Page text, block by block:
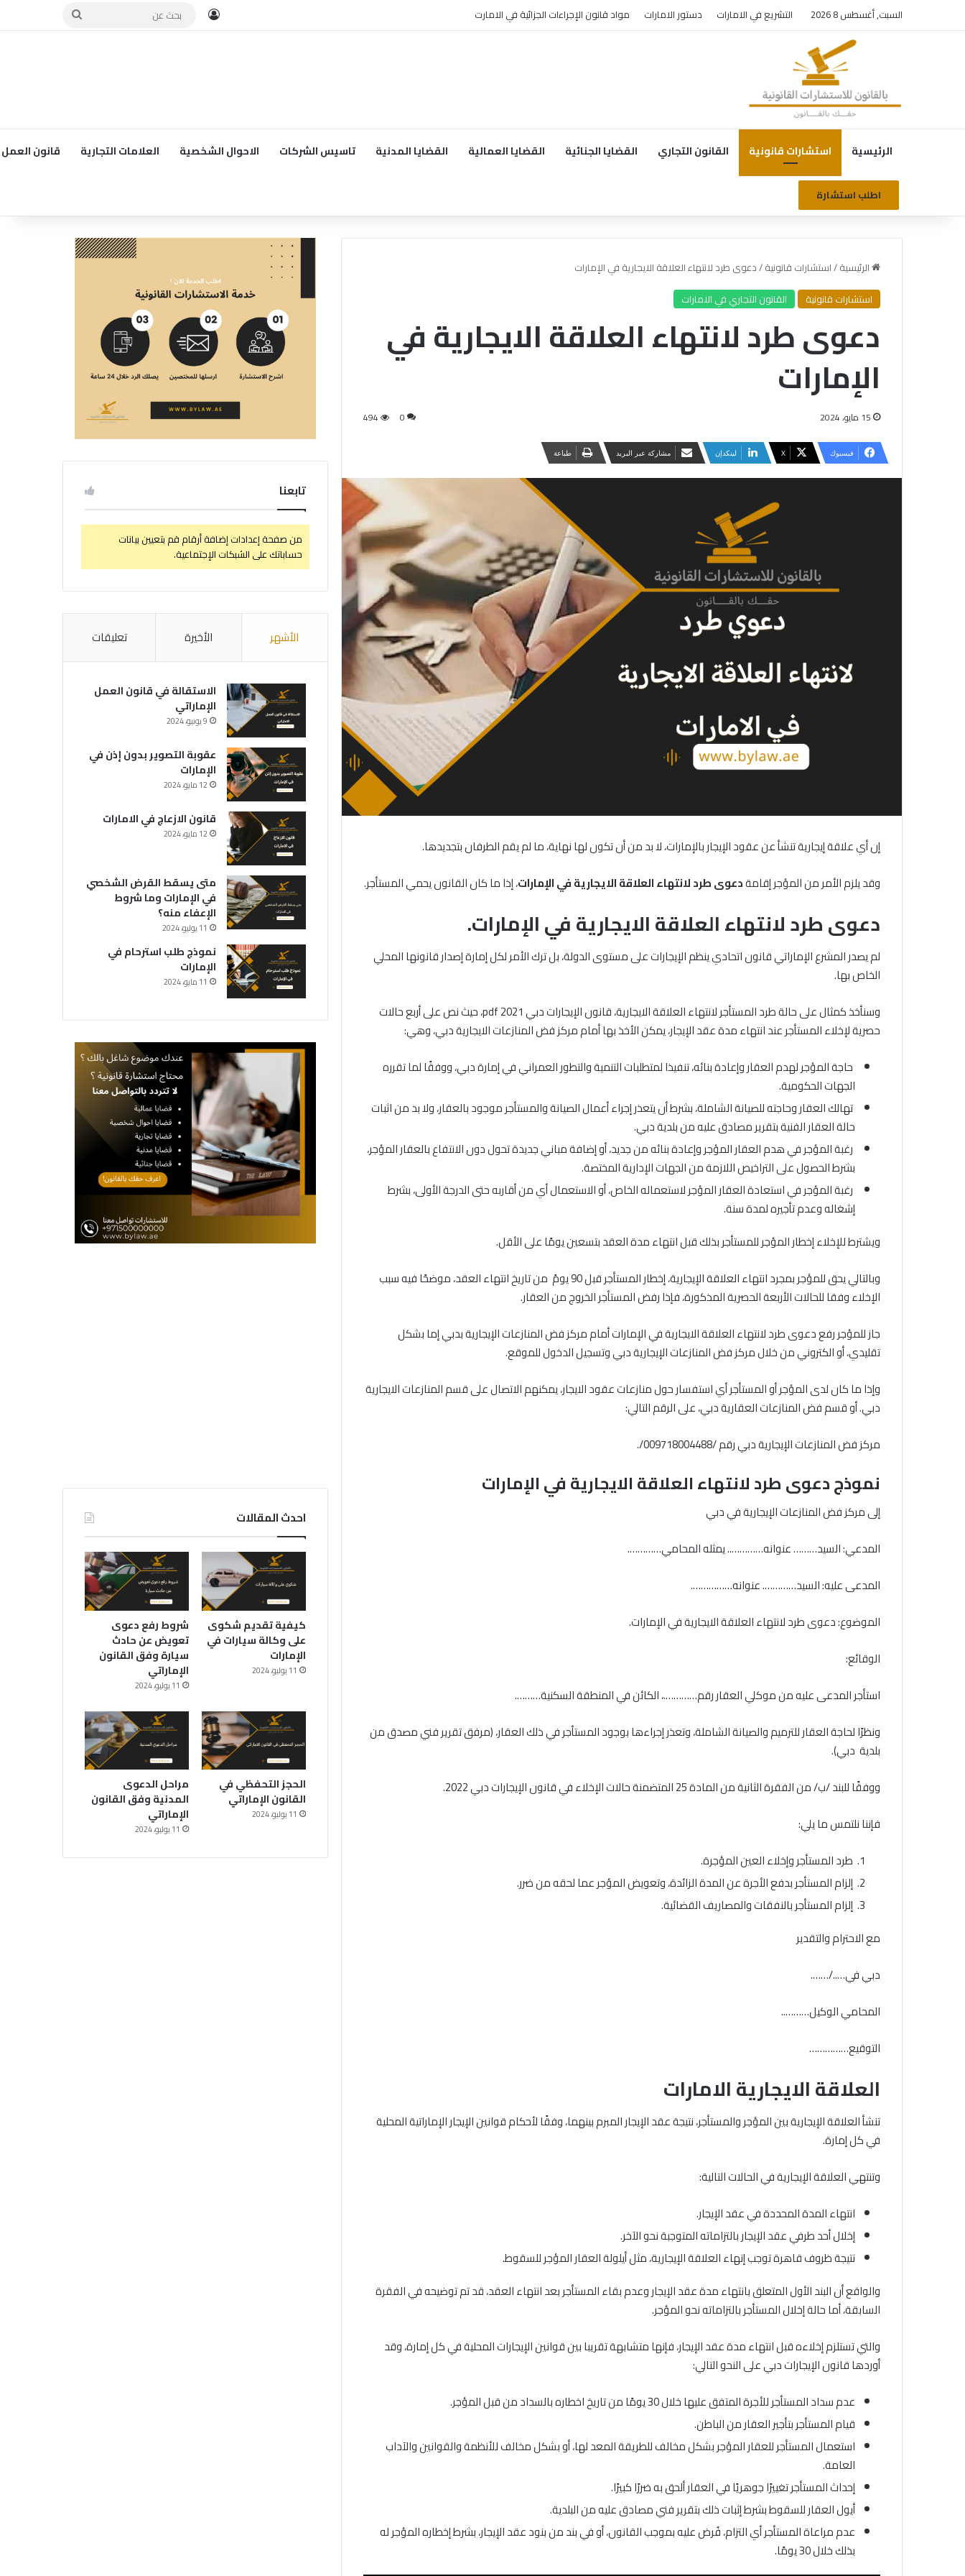
السبت, أغسطس 8 2026 التشريع في الامارات دستور الامارات مواد قانون الإجراءات الجزائية في الامارت تسجيل الدخول
بحث
الرئيسية استشارات قانونية القانون التجاري القضايا الجنائية القضايا العمالية القضايا المدنية تاسيس الشركات الاحوال الشخصية العلامات التجارية قانون العمل
اطلب استشارة
الرئيسية/استشارات قانونية/دعوى طرد لانتهاء العلاقة الايجارية في الإمارات
استشارات قانونية
القانون التجاري في الامارات
دعوى طرد لانتهاء العلاقة الايجارية في
الإمارات
15 مايو، 2024 0
494
فيسبوك ‫X لينكدإن مشاركة عبر البريد طباعة
إن أي علاقة إيجارية تنشأ عن عقود الإيجار بالإمارات، لا بد من أن تكون لها نهاية، ما لم يقم الطرفان بتجديدها.
وقد يلزم الأمر من المؤجر إقامةدعوىطردلانتهاءالعلاقةالايجاريةفيالإمارات، إذا ما كان القانون يحمي المستأجر.
دعوى طرد لانتهاء العلاقة الايجارية في الإمارات.
لم يصدر المشرع الإماراتي قانون اتحادي ينظم الإيجارات على مستوى الدولة، بل ترك الأمر لكل إمارة إصدار قانونها المحلي
الخاص بها.
وسنأخذ كمثال على حالة طرد المستأجر لانتهاء العلاقة الايجارية، قانون الإيجارات دبي 2021 pdf، حيث نص على أربع حالات
حصرية لإخلاء المستأجر عند انتهاء مدة عقد الإيجار، يمكن الأخذ بها أمام مركز فض المنازعات الايجارية دبي، وهي:
حاجة المؤجر لهدم العقار وإعادة بنائه، تنفيذا لمتطلبات التنمية والتطور العمراني في إمارة دبي، ووفقًا لما تقرره
الجهات الحكومية.
تهالك العقار وحاجته للصيانة الشاملة، بشرط أن يتعذر إجراء أعمال الصيانة والمستأجر موجود بالعقار، ولا بد من اثبات
حالة العقار الفنية بتقرير مصادق عليه من بلدية دبي.
رغبة المؤجر في هدم العقار المؤجر وإعادة بنائه من جديد، أو إضافة مباني جديدة تحول دون الانتفاع بالعقار المؤجر،
بشرط الحصول على التراخيص اللازمة من الجهات الإدارية المختصة.
رغبة المؤجر في استعادة العقار المؤجر لاستعماله الخاص، أو الاستعمال أي من أقاربه حتى الدرجة الأولى، بشرط
إشغاله وعدم تأجيره لمدة سنة.
ويشترط للإخلاء إخطار المؤجر للمستأجر بذلك قبل انتهاء مدة العقد بتسعين يومًا على الأقل.
وبالتالي يحق للمؤجر بمجرد انتهاء العلاقة الإيجارية، إخطار المستأجر قبل 90 يومً من تاريخ انتهاء العقد، موضحًا فيه سبب
الإخلاء وفقا للحالات الأربعة الحصرية المذكورة، فإذا رفض المستأجر الخروج من العقار.
جاز للمؤجر رفع دعوى طرد لانتهاء العلاقة الايجارية في الإمارات أمام مركز فض المنازعات الإيجارية بدبي إما بشكل
تقليدي، أو الكتروني من خلال مركز فض المنازعات الإيجارية دبي وتسجيل الدخول للموقع.
وإذا ما كان لدى المؤجر أو المستأجر أي استفسار حول منازعات عقود الايجار، يمكنهم الاتصال على قسم المنازعات الايجارية
دبي. أو قسم فض المنازعات العقارية دبي، على الرقم التالي:
مركز فض المنازعات الإيجارية دبي رقم /009718004488/.
نموذج دعوى طرد لانتهاء العلاقة الايجارية في الإمارات
إلى مركز فض المنازعات الإيجارية في دبي
المدعي: السيد……… عنوانه………….. يمثله المحامي………….
المدعى عليه: السيد…………. عنوانه…………….
الموضوع: دعوى طرد لانتهاء العلاقة الايجارية في الإمارات.
الوقائع:
استأجر المدعى عليه من موكلي العقار رقم………….، الكائن في المنطقة السكنية……….
ونظرًا لحاجة العقار للترميم والصيانة الشاملة، وتعذر إجراءها بوجود المستأجر في ذلك العقار، (مرفق تقرير فني مصدق من
بلدية دبي).
ووفقًا للبند /ب/ من الفقرة الثانية من المادة 25 المتضمنة حالات الإخلاء في قانون الإيجارات دبي 2022.
فإننا نلتمس ما يلي:
طرد المستأجر وإخلاء العين المؤجرة.
إلزام المستأجر بدفع الأجرة عن المدة الزائدة، وتعويض المؤجر عما لحقه من ضرر.
إلزام المستأجر بالنفقات والمصاريف القضائية.
مع الاحترام والتقدير
دبي في…../…….
المحامي الوكيل………..
التوقيع……………
العلاقة الايجارية الامارات
تنشأ العلاقة الإيجارية بين المؤجر والمستأجر، نتيجة عقد الإيجار المبرم بينهما، وفقًا لأحكام قوانين الإيجار الإماراتية المحلية
في كل إمارة.
وتنتهي العلاقة الإيجارية في الحالات التالية:
انتهاء المدة المحددة في عقد الإيجار.
إخلال أحد طرفي عقد الإيجار بالتزاماته المتوجبة نحو الآخر.
نتيجة ظروف قاهرة توجب إنهاء العلاقة الإيجارية، مثل أيلولة العقار المؤجر للسقوط.
والواقع أن البند الأول المتعلق بانتهاء مدة عقد الإيجار وعدم بقاء المستأجر بعد انتهاء العقد، قد تم توضيحه في الفقرة
السابقة، أما حالة إخلال المستأجر بالتزاماته نحو المؤجر.
والتي تستلزم إخلاءه قبل انتهاء مدة عقد الإيجار، فإنها متشابهة تقريبا بين قوانين الإيجارات المحلية في كل إمارة، وقد
أوردها قانون الإيجارات دبي على النحو التالي:
عدم سداد المستأجر للأجرة المتفق عليها خلال 30 يومًا من تاريخ اخطاره بالسداد من قبل المؤجر.
قيام المستأجر بتأجير العقار من الباطن.
استعمال المستأجر للعقار المؤجر بشكل مخالف للطريقة المعد لها، أو بشكل مخالف للأنظمة والقوانين والآداب
العامة.
إحداث المستأجر تغييرًا جوهريًا في العقار ألحق به ضررًا كبيرًا.
أيول العقار للسقوط بشرط إثبات ذلك بتقرير فني مصادق عليه من البلدية.
عدم مراعاة المستأجر أي التزام، فُرض عليه بموجب القانون، أو في بند من بنود عقد الإيجار، بشرط إخطاره المؤجر له
بذلك خلال 30 يومًا.
تابعنا
من صفحة إعدادات إضافة أرقام قم بتعيين بيانات
حساباتك على الشبكات الإجتماعية.
الأشهر الأخيرة تعليقات
الاستقالة في قانون العمل
الإماراتي
9 يونيو، 2024
عقوبة التصوير بدون إذن في
الإمارات
12 مايو، 2024
قانون الازعاج في الامارات
12 مايو، 2024
متى يسقط القرض الشخصي
في الإمارات وما شروط
الإعفاء منه؟
11 يوليو، 2024
نموذج طلب استرحام في
الإمارات
11 مايو، 2024
احدث المقالات
كيفية تقديم شكوى
على وكالة سيارات في
الإمارات
11 يوليو، 2024
شروط رفع دعوى
تعويض عن حادث
سيارة وفق القانون
الإماراتي
11 يوليو، 2024
الحجز التحفظي في
القانون الإماراتي
11 يوليو، 2024
مراحل الدعوى
المدنية وفق القانون
الإماراتي
11 يوليو، 2024